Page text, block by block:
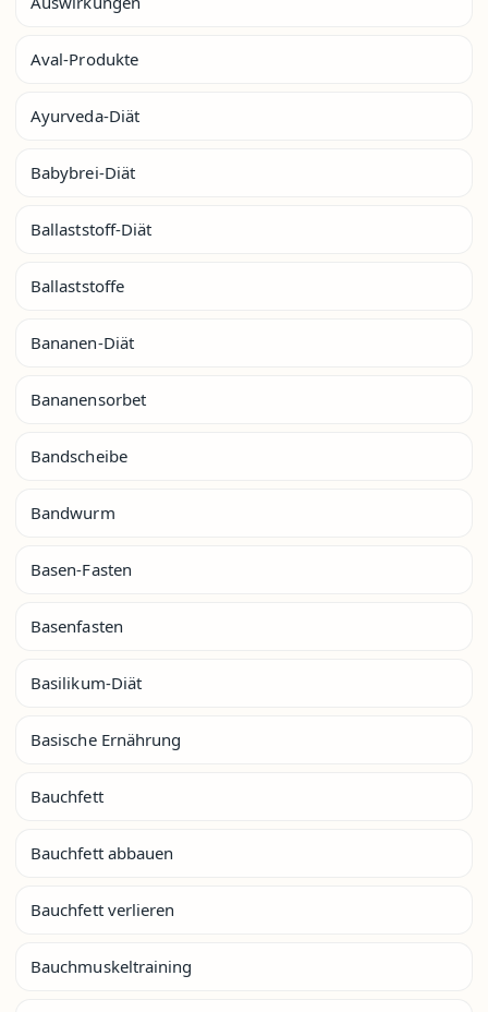
Aval-Produkte
Ayurveda-Diät
Babybrei-Diät
Ballaststoff-Diät
Ballaststoffe
Bananen-Diät
Bananensorbet
Bandscheibe
Bandwurm
Basen-Fasten
Basenfasten
Basilikum-Diät
Basische Ernährung
Bauchfett
Bauchfett abbauen
Bauchfett verlieren
Bauchmuskeltraining